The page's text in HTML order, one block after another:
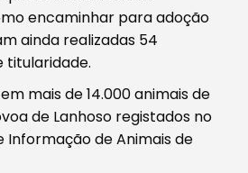
encaminhar para adoção
ainda realizadas 54
titularidade.
mais de 14.000 animais de
de Lanhoso registados no
Informação de Animais de